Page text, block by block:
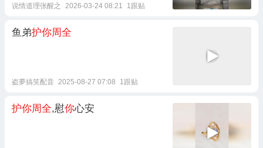
说情道理张醒之 2026-03-24 08:21 1跟贴
鱼弟护你周全
盗夢搞笑配音 2025-08-27 07:08 1跟贴
护你周全,慰你心安